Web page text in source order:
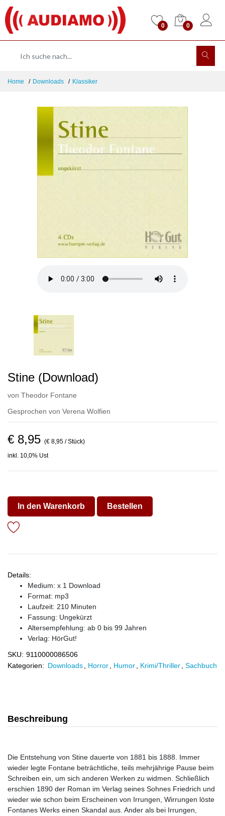
0 0
Home Downloads Klassiker
Stine (Download)
von Theodor Fontane
Gesprochen von Verena Wolfien
€ 8,95 (€ 8,95 / Stück)
inkl. 10,0% Ust
In den Warenkorb Bestellen
Details:
Medium: x 1 Download
Format: mp3
Laufzeit: 210 Minuten
Fassung: Ungekürzt
Altersempfehlung: ab 0 bis 99 Jahren
Verlag: HörGut!
SKU: 9110000086506
Kategorien: Downloads Horror Humor Krimi/Thriller Sachbuch
Beschreibung
Die Entstehung von Stine dauerte von 1881 bis 1888. Immer
wieder legte Fontane beträchtliche, teils mehrjährige Pause beim
Schreiben ein, um sich anderen Werken zu widmen. Schließlich
erschien 1890 der Roman im Verlag seines Sohnes Friedrich und
wieder wie schon beim Erscheinen von Irrungen, Wirrungen löste
Fontanes Werks einen Skandal aus. Ander als bei Irrungen,